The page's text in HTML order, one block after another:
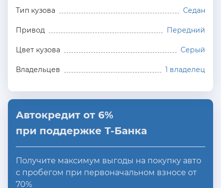
Тип кузова Седан
Привод Передний
Цвет кузова Серый
Владельцев 1 владелец
Автокредит от 6%
при поддержке Т-Банка
Получите максимум выгоды на покупку авто
с пробегом при первоначальном взносе от
70%